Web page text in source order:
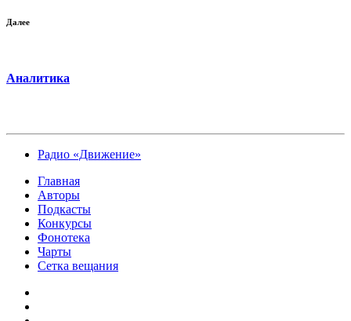
Далее
Аналитика
Радио «Движение»
Главная
Авторы
Подкасты
Конкурсы
Фонотека
Чарты
Сетка вещания